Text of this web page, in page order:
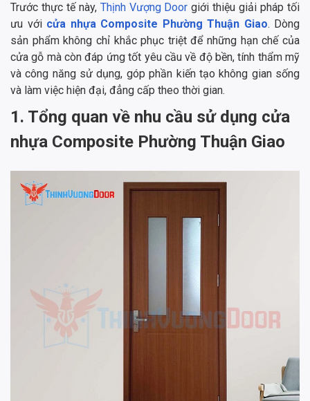
Trước thực tế này, Thịnh Vượng Door giới thiệu giải pháp tối
ưu với cửa nhựa Composite Phường Thuận Giao. Dòng
sản phẩm không chỉ khắc phục triệt để những hạn chế của
cửa gỗ mà còn đáp ứng tốt yêu cầu về độ bền, tính thẩm mỹ
và công năng sử dụng, góp phần kiến tạo không gian sống
và làm việc hiện đại, đẳng cấp theo thời gian.
1. Tổng quan về nhu cầu sử dụng cửa
nhựa Composite Phường Thuận Giao